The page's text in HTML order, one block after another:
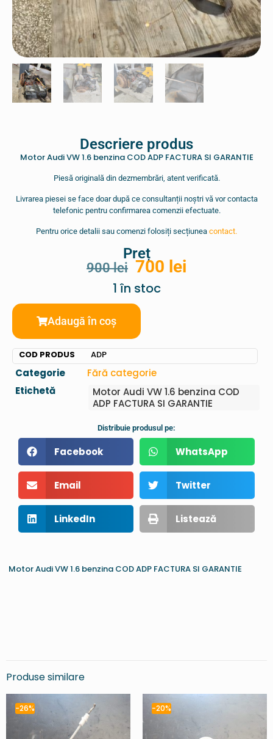
Descriere produs
Motor Audi VW 1.6 benzina COD ADP FACTURA SI GARANTIE
Piesă originală din dezmembrări, atent verificată.
Livrarea piesei se face doar după ce consultanții noștri vă vor contacta
telefonic pentru confirmarea comenzii efectuate.
Pentru orice detalii sau comenzi folosiți secțiunea contact.
Preț
900lei 700 lei
1 în stoc
Adaugă în coș
COD PRODUS ADP
Categorie
Fără categorie
Etichetă
Motor Audi VW 1.6 benzina COD
ADP FACTURA SI GARANTIE
Distribuie produsul pe:
Facebook WhatsApp
Email Twitter
LinkedIn Listează
Motor Audi VW 1.6 benzina COD ADP FACTURA SI GARANTIE
Produse similare
-26% -20%